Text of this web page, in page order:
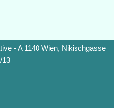
- A 1140 Wien, Nikischgasse
13